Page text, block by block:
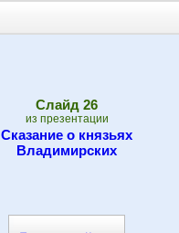
Cлайд 26
из презентации
Сказание о князьях
Владимирских